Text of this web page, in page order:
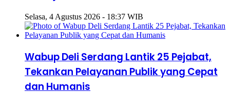
Selasa, 4 Agustus 2026 - 18:37 WIB
Wabup Deli Serdang Lantik 25 Pejabat,
Tekankan Pelayanan Publik yang Cepat
dan Humanis